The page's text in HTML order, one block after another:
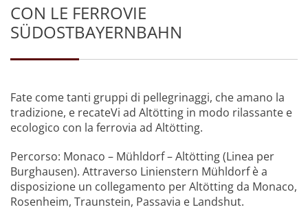
CON LE FERROVIE
SÜDOSTBAYERNBAHN
Fate come tanti gruppi di pellegrinaggi, che amano la
tradizione, e recateVi ad Altötting in modo rilassante e
ecologico con la ferrovia ad Altötting.
Percorso: Monaco – Mühldorf – Altötting (Linea per
Burghausen). Attraverso Linienstern Mühldorf è a
disposizione un collegamento per Altötting da Monaco,
Rosenheim, Traunstein, Passavia e Landshut.